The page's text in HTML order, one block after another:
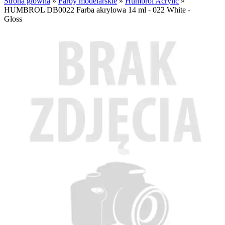
HUMBROL DB0022 Farba akrylowa 14 ml - 022 White -
Gloss